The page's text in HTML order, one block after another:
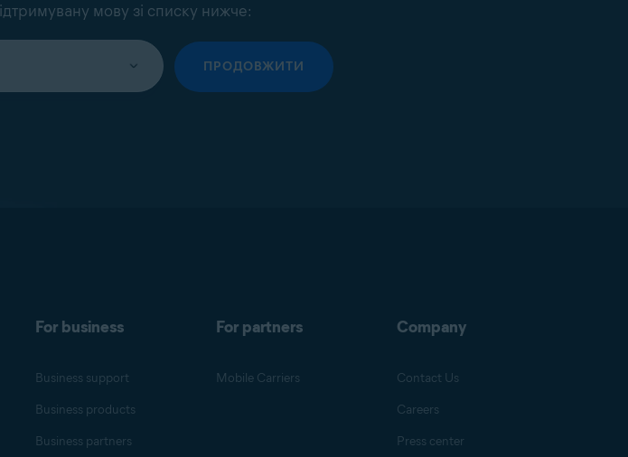
мову зі списку нижче:
ПРОДОВЖИТИ
For business
Business support
Business products
Business partners
For partners
Mobile Carriers
Company
Contact Us
Careers
Press center